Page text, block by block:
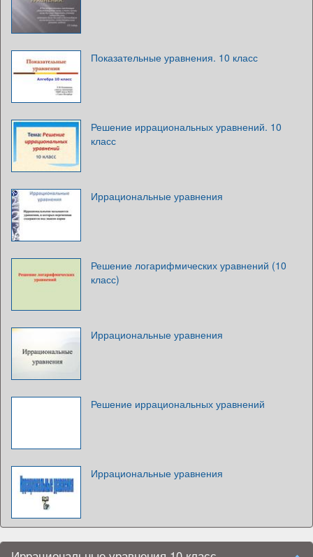
Показательные уравнения. 10 класс
Решение иррациональных уравнений. 10
класс
Иррациональные уравнения
Решение логарифмических уравнений (10
класс)
Иррациональные уравнения
Решение иррациональных уравнений
Иррациональные уравнения